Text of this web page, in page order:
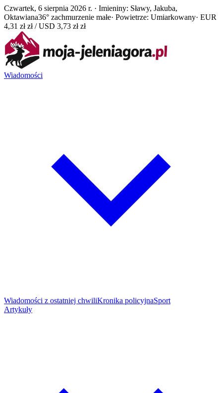
Czwartek, 6 sierpnia 2026 r. · Imieniny: Sławy, Jakuba,
Oktawiana36° zachmurzenie małe· Powietrze: Umiarkowany· EUR
4,31 zł zł / USD 3,73 zł zł
Wiadomości
Wiadomości z ostatniej chwiliKronika policyjnaSport
Artykuły